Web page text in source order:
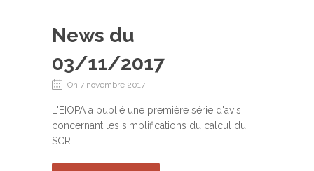
News du
03/11/2017
On 7 novembre 2017
L'EIOPA a publié une première série d'avis
concernant les simplifications du calcul du
SCR.